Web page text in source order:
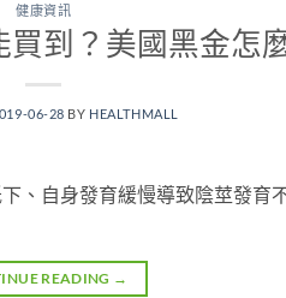
健康資訊
到？美國黑金怎
06-28 BY HEALTHMALL
、自身發育緩慢導致陰莖發育
READING →